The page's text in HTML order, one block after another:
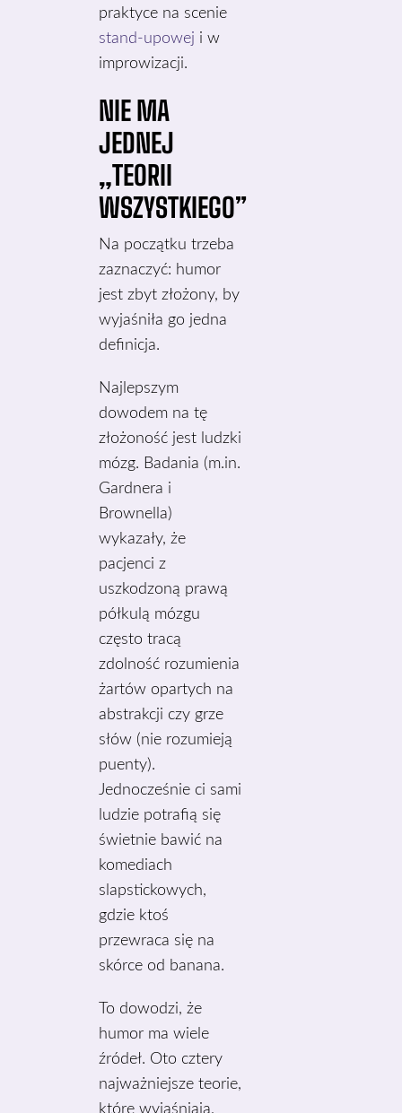
praktyce na scenie
stand-upowej i w
improwizacji.
NIE MA
JEDNEJ
„TEORII
WSZYSTKIEGO”
Na początku trzeba
zaznaczyć: humor
jest zbyt złożony, by
wyjaśniła go jedna
definicja.
Najlepszym
dowodem na tę
złożoność jest ludzki
mózg. Badania (m.in.
Gardnera i
Brownella)
wykazały, że
pacjenci z
uszkodzoną prawą
półkulą mózgu
często tracą
zdolność rozumienia
żartów opartych na
abstrakcji czy grze
słów (nie rozumieją
puenty).
Jednocześnie ci sami
ludzie potrafią się
świetnie bawić na
komediach
slapstickowych,
gdzie ktoś
przewraca się na
skórce od banana.
To dowodzi, że
humor ma wiele
źródeł. Oto cztery
najważniejsze teorie,
które wyjaśniają,